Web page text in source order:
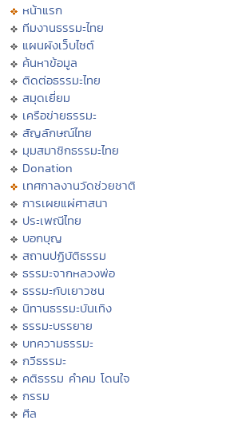
หน้าแรก
ทีมงานธรรมะไทย
แผนผังเว็บไซต์
ค้นหาข้อมูล
ติดต่อธรรมะไทย
สมุดเยี่ยม
เครือข่ายธรรมะ
สัญลักษณ์ไทย
มุมสมาชิกธรรมะไทย
Donation
เทศกาลงานวัดช่วยชาติ
การเผยแผ่ศาสนา
ประเพณีไทย
บอกบุญ
สถานปฏิบัติธรรม
ธรรมะจากหลวงพ่อ
ธรรมะกับเยาวชน
นิทานธรรมะบันเทิง
ธรรมะบรรยาย
บทความธรรมะ
กวีธรรมะ
คติธรรม คำคม โดนใจ
กรรม
ศีล